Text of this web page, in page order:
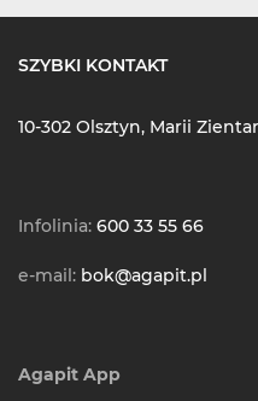
SZYBKI KONTAKT
10-302 Olsztyn, Marii
Infolinia: 600 33 55 66
e-mail: bok@agapit.pl
Agapit App